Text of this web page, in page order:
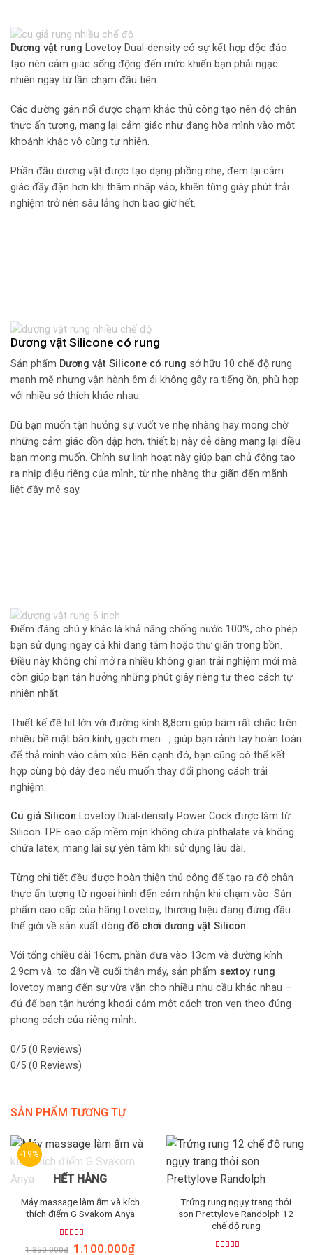
Dương vật rung Lovetoy Dual-density có sự kết hợp độc đáo
tạo nên cảm giác sống động đến mức khiến bạn phải ngạc
nhiên ngay từ lần chạm đầu tiên.
Các đường gân nổi được chạm khắc thủ công tạo nên độ chân
thực ấn tượng, mang lại cảm giác như đang hòa mình vào một
khoảnh khắc vô cùng tự nhiên.
Phần đầu dương vật được tạo dạng phồng nhẹ, đem lại cảm
giác đầy đặn hơn khi thâm nhập vào, khiến từng giây phút trải
nghiệm trở nên sâu lắng hơn bao giờ hết.
Dương vật Silicone có rung
Sản phẩm Dương vật Silicone có rung sở hữu 10 chế độ rung
mạnh mẽ nhưng vận hành êm ái không gây ra tiếng ồn, phù hợp
với nhiều sở thích khác nhau.
Dù bạn muốn tận hưởng sự vuốt ve nhẹ nhàng hay mong chờ
những cảm giác dồn dập hơn, thiết bị này dễ dàng mang lại điều
bạn mong muốn. Chính sự linh hoạt này giúp bạn chủ động tạo
ra nhịp điệu riêng của mình, từ nhẹ nhàng thư giãn đến mãnh
liệt đầy mê say.
Điểm đáng chú ý khác là khả năng chống nước 100%, cho phép
bạn sử dụng ngay cả khi đang tắm hoặc thư giãn trong bồn.
Điều này không chỉ mở ra nhiều không gian trải nghiệm mới mà
còn giúp bạn tận hưởng những phút giây riêng tư theo cách tự
nhiên nhất.
Thiết kế đế hít lớn với đường kính 8,8cm giúp bám rất chắc trên
nhiều bề mặt bàn kính, gạch men…., giúp bạn rảnh tay hoàn toàn
để thả mình vào cảm xúc. Bên cạnh đó, bạn cũng có thể kết
hợp cùng bộ dây đeo nếu muốn thay đổi phong cách trải
nghiệm.
Cu giả Silicon Lovetoy Dual-density Power Cock được làm từ
Silicon TPE cao cấp mềm mịn không chứa phthalate và không
chứa latex, mang lại sự yên tâm khi sử dụng lâu dài.
Từng chi tiết đều được hoàn thiện thủ công để tạo ra độ chân
thực ấn tượng từ ngoại hình đến cảm nhận khi chạm vào. Sản
phẩm cao cấp của hãng Lovetoy, thương hiệu đang đứng đầu
thế giới về sản xuất dòng đồ chơi dương vật Silicon
Với tổng chiều dài 16cm, phần đưa vào 13cm và đường kính
2.9cm và to dần về cuối thân máy, sản phẩm sextoy rung
lovetoy mang đến sự vừa vặn cho nhiều nhu cầu khác nhau –
đủ để bạn tận hưởng khoái cảm một cách trọn vẹn theo đúng
phong cách của riêng mình.
0/5 (0 Reviews)
0/5 (0 Reviews)
SẢN PHẨM TƯƠNG TỰ
-19%
HẾT HÀNG
Máy massage làm ấm và kích
thích điểm G Svakom Anya
Rated
5.00
out of 5
1.350.000₫ 1.100.000₫
Trứng rung ngụy trang thỏi
son Prettylove Randolph 12
chế độ rung